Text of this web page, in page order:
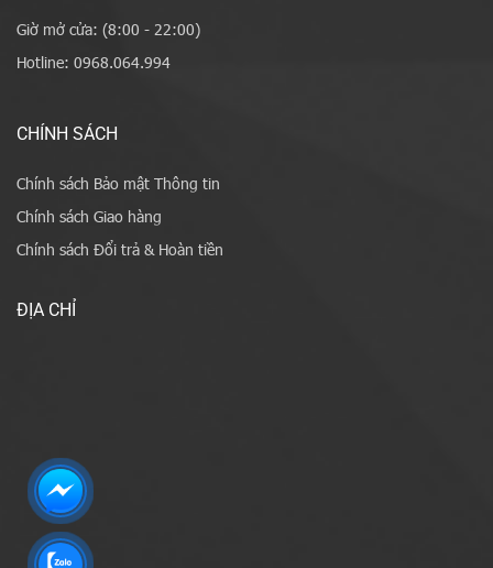
Giờ mở cửa: (8:00 - 22:00)
Hotline: 0968.064.994
CHÍNH SÁCH
Chính sách Bảo mật Thông tin
Chính sách Giao hàng
Chính sách Đổi trả & Hoàn tiền
ĐỊA CHỈ